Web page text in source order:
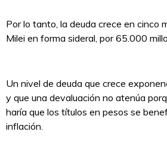
Por lo tanto, la deuda crece en cinco
Milei en forma sideral, por 65.000
Un nivel de deuda que crece
y que una devaluación no atenúa
haría que los títulos en pesos se
inflación.